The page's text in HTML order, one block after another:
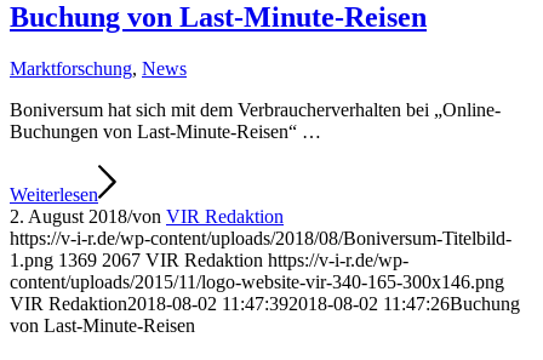
Buchung von Last-Minute-Reisen
Marktforschung, News
Boniversum hat sich mit dem Verbraucherverhalten bei „Online-
Buchungen von Last-Minute-Reisen“ …
Weiterlesen
2. August 2018/von VIR Redaktion
https://v-i-r.de/wp-content/uploads/2018/08/Boniversum-Titelbild-
1.png 1369 2067 VIR Redaktion https://v-i-r.de/wp-
content/uploads/2015/11/logo-website-vir-340-165-300x146.png
VIR Redaktion2018-08-02 11:47:392018-08-02 11:47:26Buchung
von Last-Minute-Reisen